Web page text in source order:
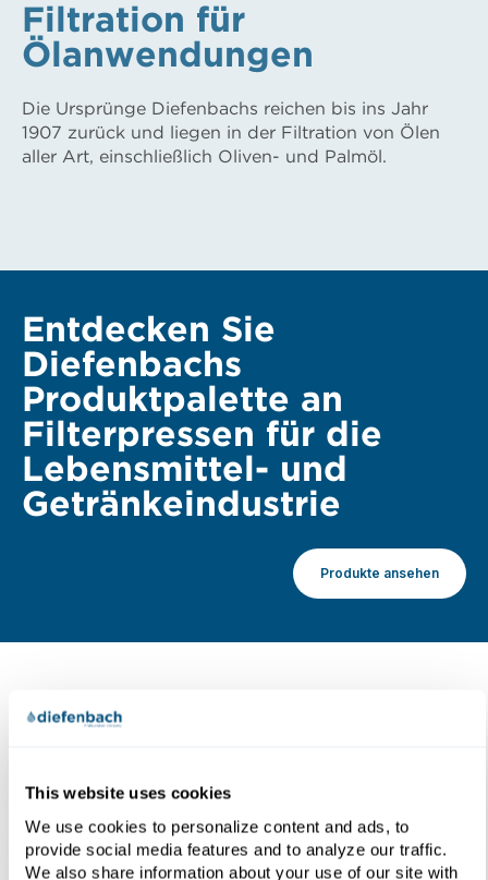
This website uses cookies
We use cookies to personalize content and ads, to
provide social media features and to analyze our traffic.
We also share information about your use of our site with
Filtration für
Ölanwendungen
Die Ursprünge Diefenbachs reichen bis ins Jahr
1907 zurück und liegen in der Filtration von Ölen
aller Art, einschließlich Oliven- und Palmöl.
Entdecken Sie
Diefenbachs
Produktpalette an
Filterpressen für die
Lebensmittel- und
Getränkeindustrie
Produkte ansehen
Weiterführende
Informationen